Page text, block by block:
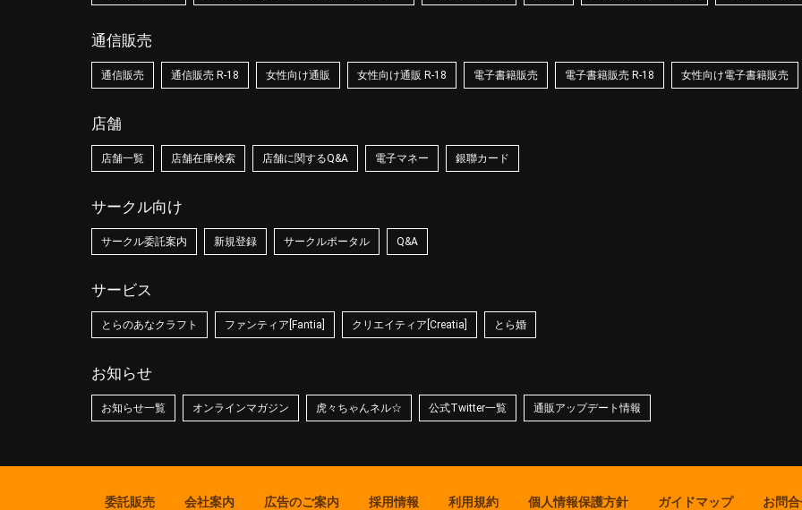
通信販売
通信販売 通信販売 R-18 女性向け通販 女性向け通販 R-18 電子書籍販売 電子書籍販売 R-18 女性向け電子書籍販売
店舗
店舗一覧 店舗在庫検索 店舗に関するQ&A 電子マネー 銀聯カード
サークル向け
サークル委託案内 新規登録 サークルポータル Q&A
サービス
とらのあなクラフト ファンティア[Fantia] クリエイティア[Creatia] とら婚
お知らせ
お知らせ一覧 オンラインマガジン 虎々ちゃんネル☆ 公式Twitter一覧 通販アップデート情報
委託販売 会社案内 広告のご案内 採用情報 利用規約 個人情報保護方針 ガイドマップ お問